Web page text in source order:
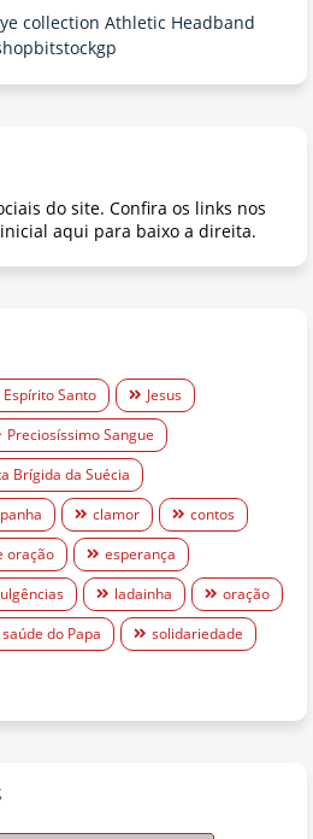
collection Athletic Headband
do site. Confira os links nos
aqui para baixo a direita.
Espírito Santo
Jesus
Preciosíssimo Sangue
Brígida da Suécia
clamor
contos
oração
esperança
ladainha
oração
saúde do Papa
solidariedade